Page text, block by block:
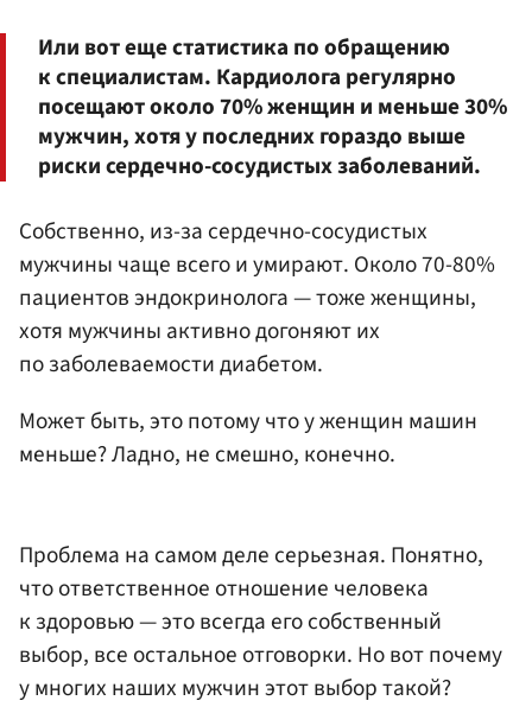
Или вот еще статистика по обращению
к специалистам. Кардиолога регулярно
посещают около 70% женщин и меньше 30%
мужчин, хотя у последних гораздо выше
риски сердечно-сосудистых заболеваний.
Собственно, из-за сердечно-сосудистых
мужчины чаще всего и умирают. Около 70-80%
пациентов эндокринолога — тоже женщины,
хотя мужчины активно догоняют их
по заболеваемости диабетом.
Может быть, это потому что у женщин машин
меньше? Ладно, не смешно, конечно.
Проблема на самом деле серьезная. Понятно,
что ответственное отношение человека
к здоровью — это всегда его собственный
выбор, все остальное отговорки. Но вот почему
у многих наших мужчин этот выбор такой?